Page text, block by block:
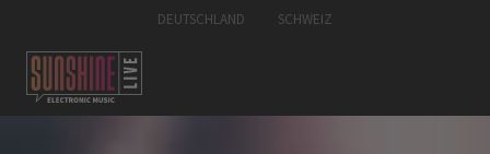
DEUTSCHLAND SCHWEIZ